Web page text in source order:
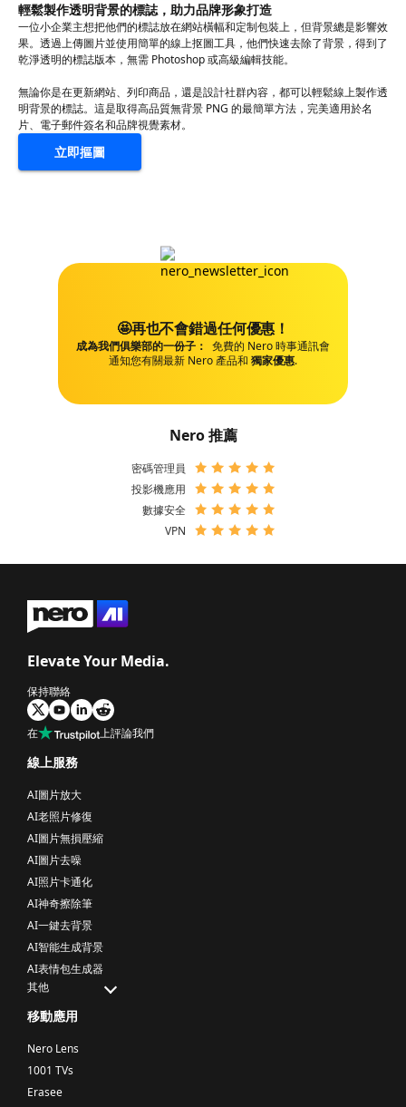
輕鬆製作透明背景的標誌，助力品牌形象打造
一位小企業主想把他們的標誌放在網站橫幅和定制包裝上，但背景總是影響效
果。透過上傳圖片並使用簡單的線上抠圖工具，他們快速去除了背景，得到了
乾淨透明的標誌版本，無需 Photoshop 或高級編輯技能。
無論你是在更新網站、列印商品，還是設計社群內容，都可以輕鬆線上製作透
明背景的標誌。這是取得高品質無背景 PNG 的最簡單方法，完美適用於名
片、電子郵件簽名和品牌視覺素材。
立即摳圖
🤩再也不會錯過任何優惠！
成為我們俱樂部的一份子： 免費的 Nero 時事通訊會
通知您有關最新 Nero 產品和 獨家優惠.
Nero 推薦
密碼管理員
投影機應用
數據安全
VPN
Elevate Your Media.
保持聯絡
在 上評論我們
線上服務
AI圖片放大
AI老照片修復
AI圖片無損壓縮
AI圖片去噪
AI照片卡通化
AI神奇擦除筆
AI一鍵去背景
AI智能生成背景
AI表情包生成器
其他
移動應用
Nero Lens
1001 TVs
Erasee